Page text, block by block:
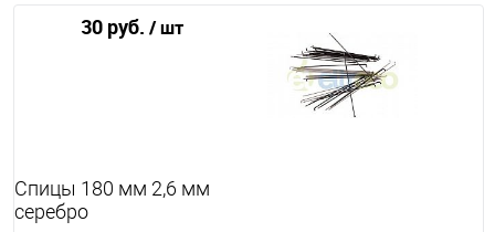
30 руб. / шт
Спицы 180 мм 2,6 мм
серебро